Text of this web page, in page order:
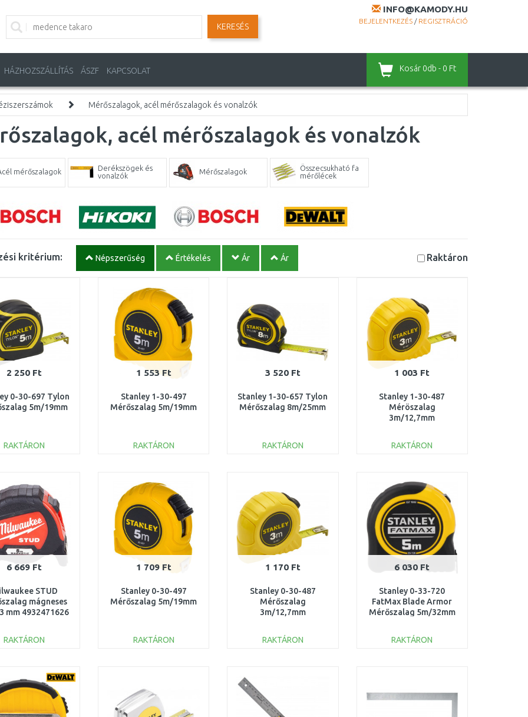
INFO@KAMODY.HU
BEJELENTKEZÉS / REGISZTRÁCIÓ
KERESÉS
HÁZHOZSZÁLLÍTÁS ÁSZF KAPCSOLAT Kosár 0db - 0 Ft
Mérőszalagok, acél mérőszalagok és vonalzók
acél mérőszalagok és vonalzók
mérőszalagok
Derékszögek és
vonalzók
Mérőszalagok
Összecsukható fa
mérőlécek
kritérium: Népszerűség Értékelés Ár Ár Raktáron
2 250 Ft
0-30-697 Tylon
5m/19mm
RAKTÁRON
1 553 Ft
Stanley 1-30-497
Mérőszalag 5m/19mm
RAKTÁRON
Összehasonlítás
3 520 Ft
Stanley 1-30-657 Tylon
Mérőszalag 8m/25mm
RAKTÁRON
1 003 Ft
Stanley 1-30-487
Méröszalag
3m/12,7mm
RAKTÁRON
Összehasonlítás
6 669 Ft
STUD
mágneses
mm 4932471626
RAKTÁRON
Összehasonlítás
1 709 Ft
Stanley 0-30-497
Mérőszalag 5m/19mm
RAKTÁRON
1 170 Ft
Stanley 0-30-487
Mérőszalag
3m/12,7mm
RAKTÁRON
6 030 Ft
Stanley 0-33-720
FatMax Blade Armor
Mérőszalag 5m/32mm
RAKTÁRON